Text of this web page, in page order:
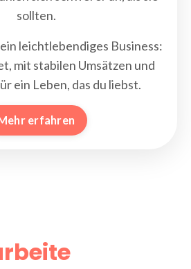
sollten.
leichtlebendiges Business:
mit stabilen Umsätzen und
ein Leben, das du liebst.
erfahren